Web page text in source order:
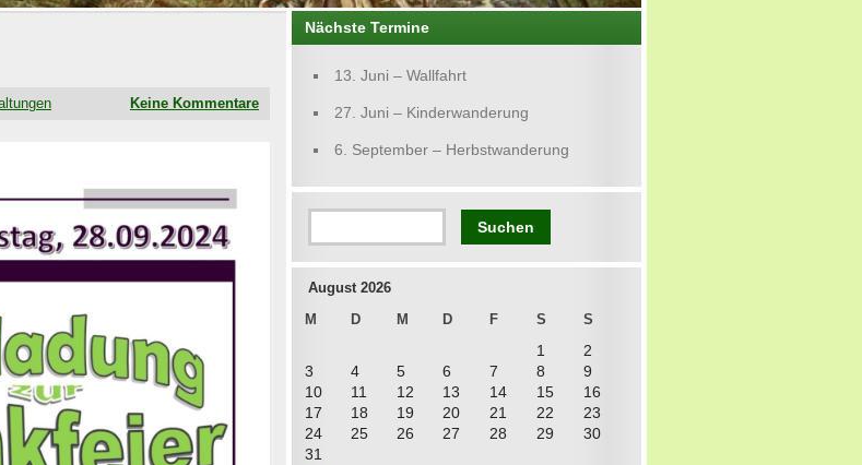
Keine Kommentare
Nächste Termine
13. Juni – Wallfahrt
27. Juni – Kinderwanderung
6. September – Herbstwanderung
August 2026
M
D M D F S S
1
2
3
4 5 6 7 8
9
10
11 12 13 14 15
16
17
18 19 20 21 22
23
24
25 26 27 28 29
30
31